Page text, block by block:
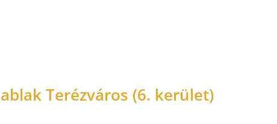
Terézváros (6. kerület)